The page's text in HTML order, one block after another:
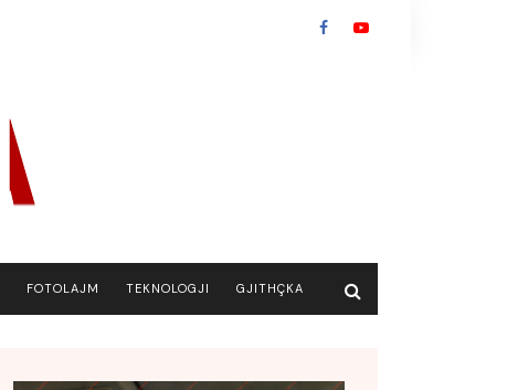
FOTOLAJM TEKNOLOGJI GJITHÇKA